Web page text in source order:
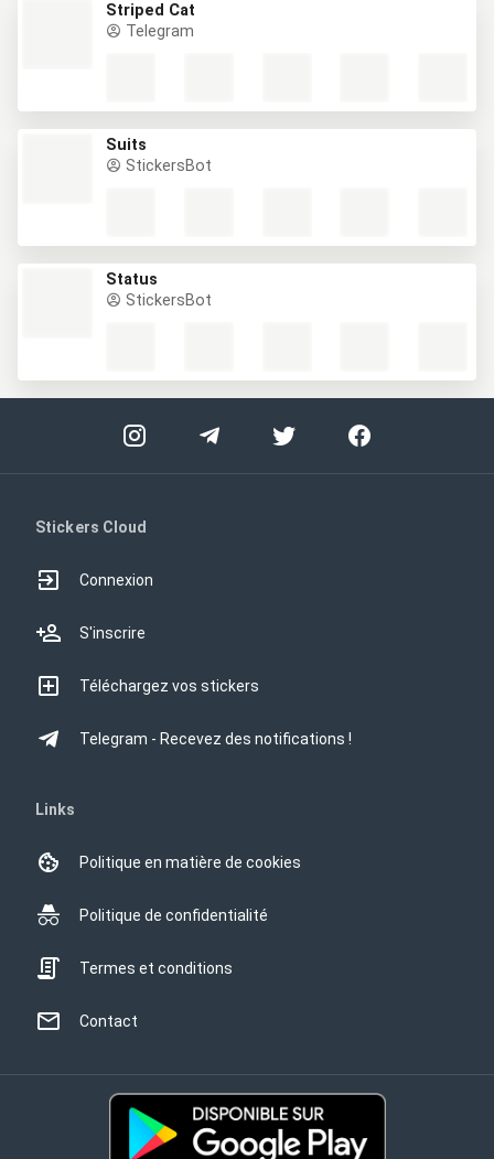
Striped Cat
Telegram
Suits
StickersBot
Status
StickersBot
Stickers Cloud
Connexion
S'inscrire
Téléchargez vos stickers
Telegram - Recevez des notifications !
Links
Politique en matière de cookies
Politique de confidentialité
Termes et conditions
Contact